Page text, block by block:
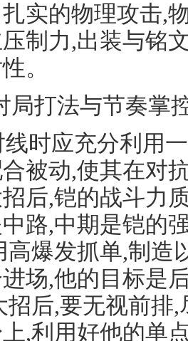
实的物理攻击,
制力,出装与铭
。
局打法与节奏掌
时应充分利用
被动,使其在对
后,铠的战斗力
路,中期是铠的
高爆发抓单,制造
场,他的目标是
招后,要无视前排
,利用好他的单